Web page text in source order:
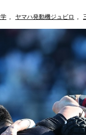
, ヤマハ発動機ジュビロ ,